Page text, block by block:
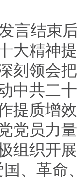
言结束
大精神
刻领会
中共二
提质增
党员力
组织开
国、革命